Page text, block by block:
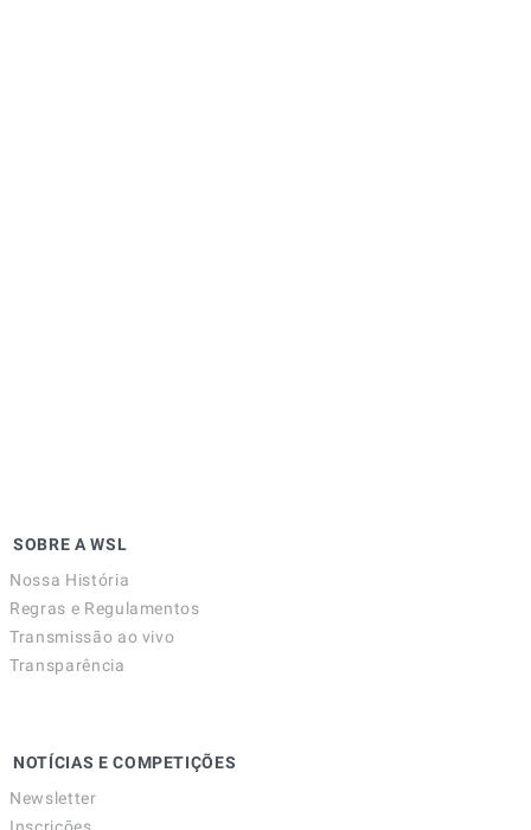
SOBRE A WSL
Nossa História
Regras e Regulamentos
Transmissão ao vivo
Transparência
NOTÍCIAS E COMPETIÇÕES
Newsletter